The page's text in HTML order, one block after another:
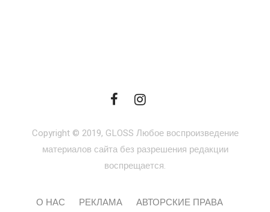
Copyright © 2019, GLOSS Любое воспроизведение
материалов сайта без разрешения редакции
воспрещается.
О НАС РЕКЛАМА АВТОРСКИЕ ПРАВА